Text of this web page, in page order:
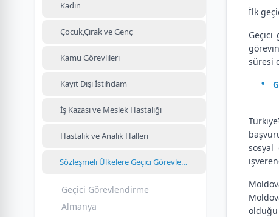
Kadın
Çocuk,Çırak ve Genç
Kamu Görevlileri
Kayıt Dışı İstihdam
İş Kazası ve Meslek Hastalığı
Hastalık ve Analık Halleri
Sözleşmeli Ülkelere Geçici Görevlendirme
Geçici Görevlendirme
Almanya
İlk
Geçici
süresi
sosyal
olduğu